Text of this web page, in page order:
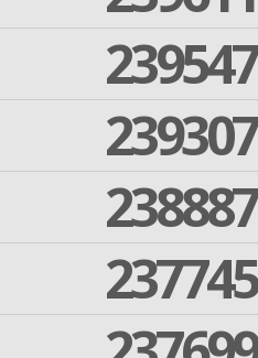
239547
239307
238887
237745